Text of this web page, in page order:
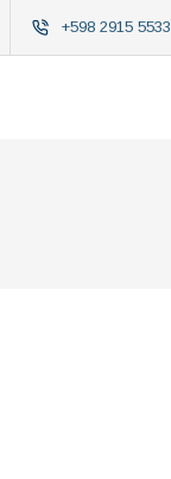
+598 2915 5533